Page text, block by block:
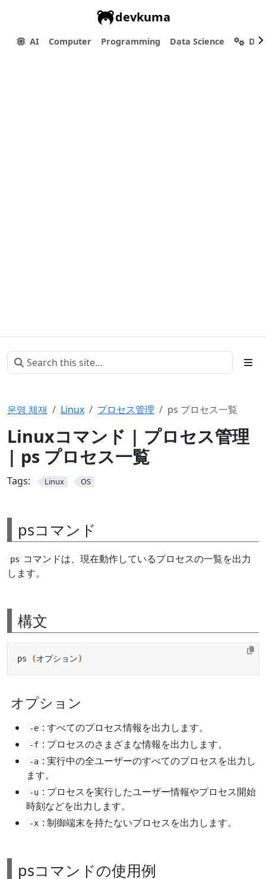
devkuma
AI Computer Programming Data Science
운영 체재 Linux プロセス管理 ps プロセス一覧
Linuxコマンド | プロセス管理
| ps プロセス一覧
Tags: Linux OS
psコマンド
ps コマンドは、現在動作しているプロセスの一覧を出力
します。
構文
ps (オプション)
オプション
-e : すべてのプロセス情報を出力します。
-f : プロセスのさまざまな情報を出力します。
-a : 実行中の全ユーザーのすべてのプロセスを出力し
ます。
-u : プロセスを実行したユーザー情報やプロセス開始
時刻などを出力します。
-x : 制御端末を持たないプロセスを出力します。
psコマンドの使用例